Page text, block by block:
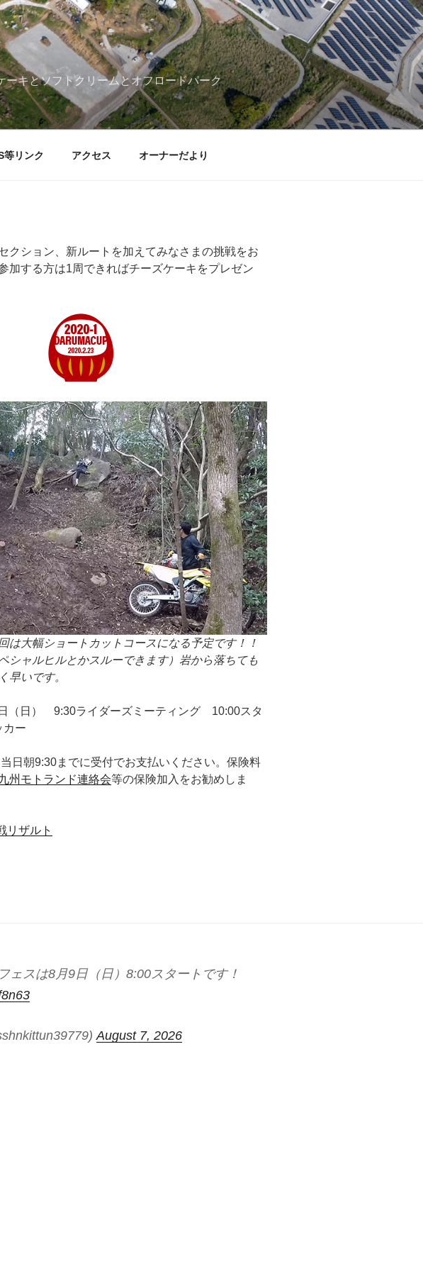
ーキとソフトクリームとオフロードパーク
等リンク アクセス オーナーだより
クション、新ルートを加えてみなさまの挑戦をお
加する方は1周できればチーズケーキをプレゼン
は大幅ショートカットコースになる予定です！！
シャルヒルとかスルーできます）岩から落ちても
早いです。
（日） 9:30ライダーズミーティング 10:00スタ
ー
朝9:30までに受付でお支払いください。保険料
州モトランド連絡会等の保険加入をお勧めしま
リザルト
ェスは8月9日（日）8:00スタートです！
August 7, 2026